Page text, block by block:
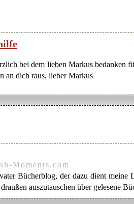
bei dem lieben Markus bedanken
an dich raus, lieber Markus
Moments.com
Bücherblog, der dazu dient meine
auszutauschen über gelesene